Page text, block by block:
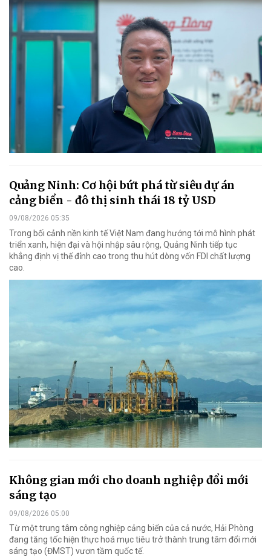
Quảng Ninh: Cơ hội bứt phá từ siêu dự án
cảng biển - đô thị sinh thái 18 tỷ USD
09/08/2026 05:35
Trong bối cảnh nền kinh tế Việt Nam đang hướng tới mô hình phát
triển xanh, hiện đại và hội nhập sâu rộng, Quảng Ninh tiếp tục
khẳng định vị thế đỉnh cao trong thu hút dòng vốn FDI chất lượng
cao.
Không gian mới cho doanh nghiệp đổi mới
sáng tạo
09/08/2026 05:00
Từ một trung tâm công nghiệp cảng biển của cả nước, Hải Phòng
đang tăng tốc hiện thực hoá mục tiêu trở thành trung tâm đổi mới
sáng tạo (ĐMST) vươn tầm quốc tế.